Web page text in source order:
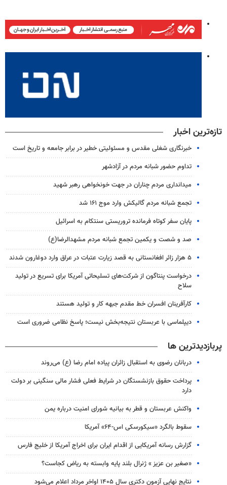
تازه‌ترین اخبار
خبرنگاری شغلی مقدس و مسئولیتی خطیر در برابر جامعه و تاریخ است
تداوم حضور شبانه مردم در آزادشهر
میدانداری مردم چناران در جهت خونخواهی رهبر شهید
تجمع شبانه مردم گالیکش وارد موج ۱۶۱ شد
پایان سفر کوتاه فرمانده تروریستی سنتکام به اسرائیل
صد و شصت و یکمین تجمع شبانه مردم مشهدالرضا(ع)
۵ هزار زائر افغانستانی به قصد زیارت عتبات در عراق وارد دوغارون شدند
درخواست پنتاگون از شرکت‌های تسلیحاتی آمریکا برای تسریع در تولید
سلاح
کارآفرینان افسران خط مقدم جبهه کار و تولید هستند
دیپلماسی با عربستان نتیجه‌بخش نیست؛ پاسخ نظامی ضروری است
پربازدیدترین ها
دربانان رضوی به استقبال زائران پیاده امام رضا (ع) می‌روند
پرداخت حقوق بازنشستگان در شرایط فعلی فشار مالی سنگینی بر دولت
دارد
واکنش عربستان و قطر به بیانیه شورای امنیت درباره یمن
سقوط بالگرد «سیکورسکی اس-۶۴» آمریکا
گزارش رسانه آمریکایی از اقدام ایران برای اخراج آمریکا از خلیج فارس
«صغیر بن عزیز » ژنرال بلند پایه وابسته به ریاض کجاست؟
نتایج نهایی آزمون دکتری سال ۱۴۰۵ اواخر مرداد اعلام می‌شود